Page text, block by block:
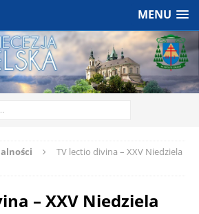
MENU
TV lectio divina – XXV Niedziela
– XXV Niedziela